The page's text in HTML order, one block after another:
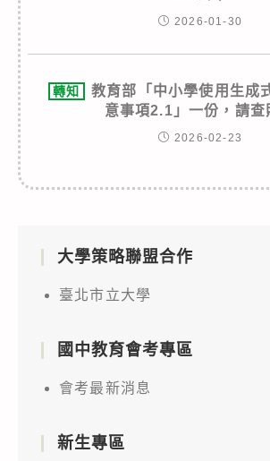
2026-01-30
轉知
教育部「中小學使用生成
意事項2.1」一份，請查
2026-02-23
大學策略聯盟合作
臺北市立大學
國中教育會考專區
會考最新消息
新生專區